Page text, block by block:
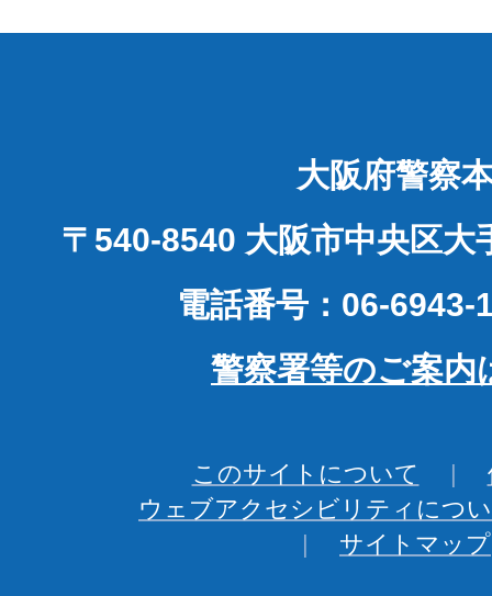
大阪府警察
〒540-8540 大阪市中央区大
電話番号：06-6943-
警察署等のご案内
このサイトについて
ウェブアクセシビリティにつ
サイトマップ